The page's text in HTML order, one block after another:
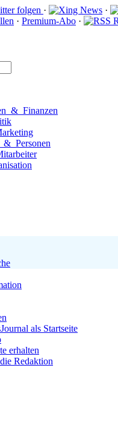
·
·
· Premium-Abo ·
& Finanzen
& Personen
als Startseite
erhalten
Redaktion